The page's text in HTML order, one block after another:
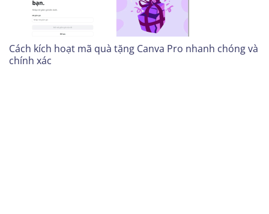
Cách kích hoạt mã quà tặng Canva Pro nhanh chóng và
chính xác